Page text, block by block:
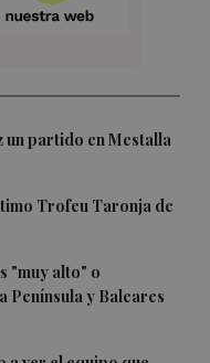
partido en Mestalla
Trofeu Taronja de
"muy alto" o
Península y Baleares